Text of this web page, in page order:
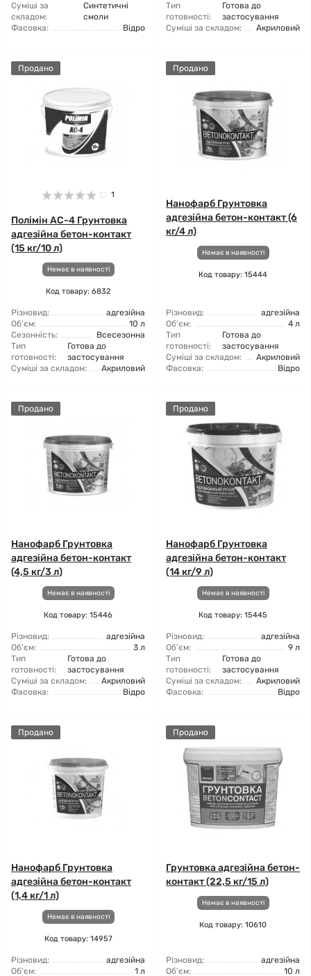
Суміші за
складом:
Синтетичні
смоли
Фасовка:
Відро
Тип
готовності:
Готова до
застосування
Суміші за складом:
Акриловий
Продано
1
Полімін АС-4 Грунтовка
адгезійна бетон-контакт
(15 кг/10 л)
Немає в наявності
Код товару: 6832
Різновид:
адгезійна
Об'єм:
10 л
Сезонність:
Всесезонна
Тип
готовності:
Готова до
застосування
Суміші за складом:
Акриловий
Продано
Нанофарб Грунтовка
адгезійна бетон-контакт (6
кг/4 л)
Немає в наявності
Код товару: 15444
Різновид:
адгезійна
Об'єм:
4 л
Тип
готовності:
Готова до
застосування
Суміші за складом:
Акриловий
Фасовка:
Відро
Продано
Нанофарб Грунтовка
адгезійна бетон-контакт
(4,5 кг/3 л)
Немає в наявності
Код товару: 15446
Різновид:
адгезійна
Об'єм:
3 л
Тип
готовності:
Готова до
застосування
Суміші за складом:
Акриловий
Фасовка:
Відро
Продано
Нанофарб Грунтовка
адгезійна бетон-контакт
(14 кг/9 л)
Немає в наявності
Код товару: 15445
Різновид:
адгезійна
Об'єм:
9 л
Тип
готовності:
Готова до
застосування
Суміші за складом:
Акриловий
Фасовка:
Відро
Продано
Нанофарб Грунтовка
адгезійна бетон-контакт
(1,4 кг/1 л)
Немає в наявності
Код товару: 14957
Різновид:
адгезійна
Об'єм:
1 л
Продано
Грунтовка адгезійна бетон-
контакт (22,5 кг/15 л)
Немає в наявності
Код товару: 10610
Різновид:
адгезійна
Об'єм:
10 л